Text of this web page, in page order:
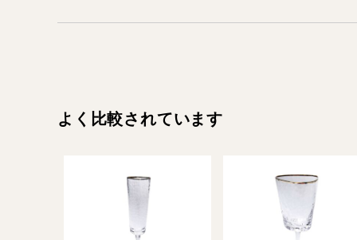
よく比較されています